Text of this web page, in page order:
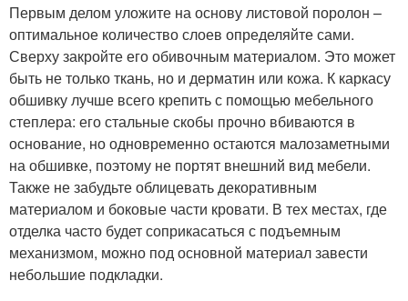
Первым делом уложите на основу листовой поролон –
оптимальное количество слоев определяйте сами.
Сверху закройте его обивочным материалом. Это может
быть не только ткань, но и дерматин или кожа. К каркасу
обшивку лучше всего крепить с помощью мебельного
степлера: его стальные скобы прочно вбиваются в
основание, но одновременно остаются малозаметными
на обшивке, поэтому не портят внешний вид мебели.
Также не забудьте облицевать декоративным
материалом и боковые части кровати. В тех местах, где
отделка часто будет соприкасаться с подъемным
механизмом, можно под основной материал завести
небольшие подкладки.